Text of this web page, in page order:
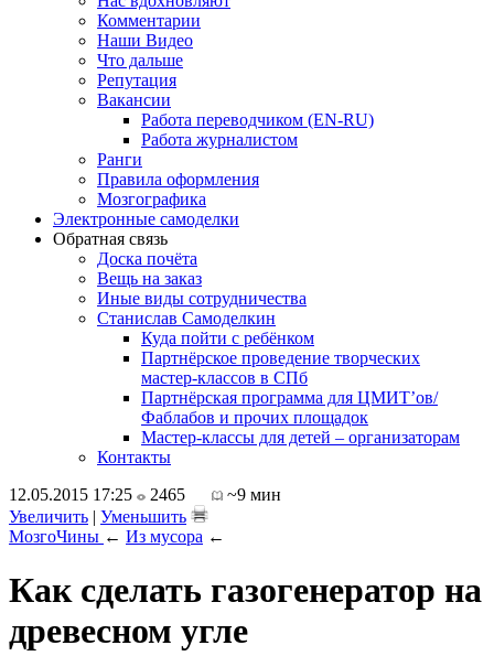
Комментарии
Наши Видео
Что дальше
Репутация
Вакансии
Работа переводчиком (EN-RU)
Работа журналистом
Ранги
Правила оформления
Мозгографика
Электронные самоделки
Обратная связь
Доска почёта
Вещь на заказ
Иные виды сотрудничества
Станислав Самоделкин
Куда пойти с ребёнком
Партнёрское проведение творческих
мастер-классов в СПб
Партнёрская программа для ЦМИТ’ов/
Фаблабов и прочих площадок
Мастер-классы для детей – организаторам
Контакты
12.05.2015 17:25
2465
~9 мин
Увеличить | Уменьшить
МозгоЧины ← Из мусора ←
Как сделать газогенератор на
древесном угле